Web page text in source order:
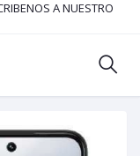
A NUESTRO